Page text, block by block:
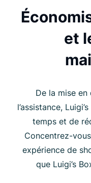
et
De la mise
l’assistance,
temps et de
Concentrez-
expérience de
que Luigi’s